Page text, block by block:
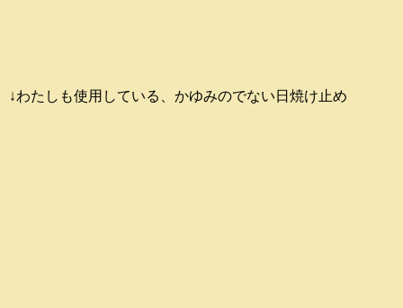
↓わたしも使用している、かゆみのでない日焼け止め